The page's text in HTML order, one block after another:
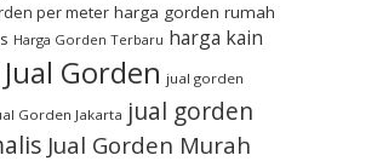
per meter harga gorden rumah
Harga Gorden Terbaru harga kain
Jual Gorden jual gorden
Gorden Jakarta jual gorden
Jual Gorden Murah